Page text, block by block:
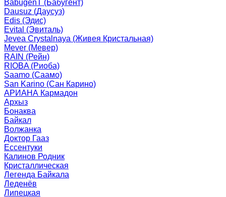
BabugenT (Бабугент)
Dausuz (Даусуз)
Edis (Эдис)
Evital (Эвиталь)
Jevea Crystalnaya (Живея Кристальная)
Mever (Мевер)
RAIN (Рейн)
RIOBA (Риоба)
Saamo (Саамо)
San Karino (Сан Карино)
АРИАНА Кармадон
Архыз
Бонаква
Байкал
Волжанка
Доктор Гааз
Ессентуки
Калинов Родник
Кристаллическая
Легенда Байкала
Леденёв
Липецкая